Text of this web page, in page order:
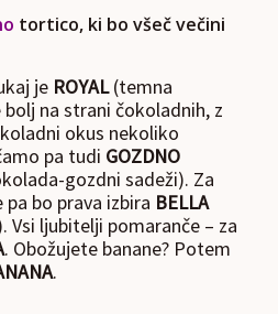
tortico, ki bo všeč večini
je ROYAL(temna
na strani čokoladnih, z
okus nekoliko
pa tudi GOZDNO
gozdni sadeži). Za
bo prava izbira BELLA
Vsi ljubitelji pomaranče – za
. Obožujete banane? Potem
.